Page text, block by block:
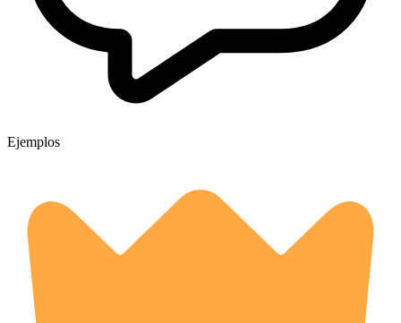
Ejemplos